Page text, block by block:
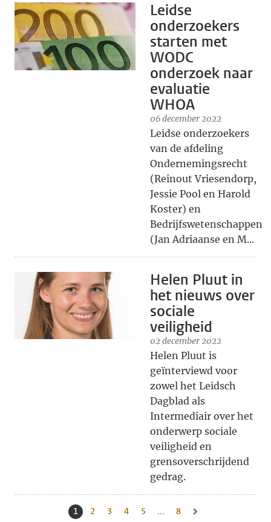
Leidse
onderzoekers
starten met
WODC
onderzoek naar
evaluatie
WHOA
06 december 2022
Leidse onderzoekers
van de afdeling
Ondernemingsrecht
(Reinout Vriesendorp,
Jessie Pool en Harold
Koster) en
Bedrijfswetenschappen
(Jan Adriaanse en M...
Helen Pluut in
het nieuws over
sociale
veiligheid
02 december 2022
Helen Pluut is
geïnterviewd voor
zowel het Leidsch
Dagblad als
Intermediair over het
onderwerp sociale
veiligheid en
grensoverschrijdend
gedrag.
Huidige pagina, pagina
1 Naar pagina
2 Naar pagina
3 Naar pagina
4 Naar pagina
5 ... Naar laatste pagina,
8